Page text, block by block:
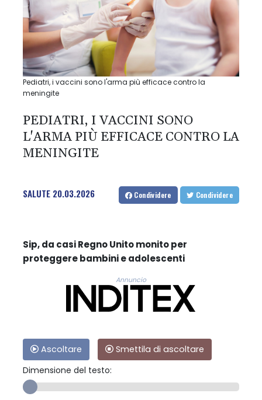
Pediatri, i vaccini sono l'arma più efficace contro la
meningite
PEDIATRI, I VACCINI SONO
L'ARMA PIÙ EFFICACE CONTRO LA
MENINGITE
SALUTE 20.03.2026 Condividere Condividere
Sip, da casi Regno Unito monito per
proteggere bambini e adolescenti
Annuncio
Ascoltare
Smettila di ascoltare
Dimensione del testo: